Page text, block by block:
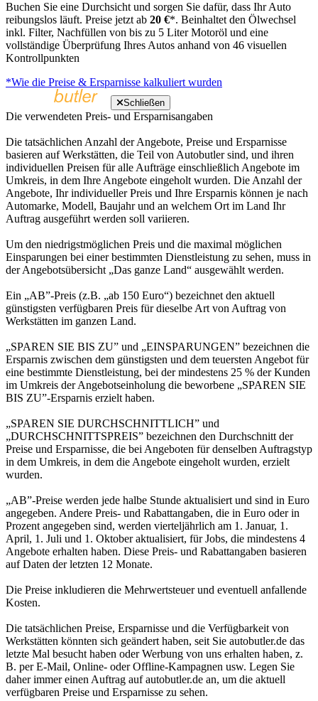
Buchen Sie eine Durchsicht und sorgen Sie dafür, dass Ihr Auto
reibungslos läuft. Preise jetzt ab 20 €*. Beinhaltet den Ölwechsel
inkl. Filter, Nachfüllen von bis zu 5 Liter Motoröl und eine
vollständige Überprüfung Ihres Autos anhand von 46 visuellen
Kontrollpunkten
*Wie die Preise & Ersparnisse kalkuliert wurden
Schließen
Die verwendeten Preis- und Ersparnisangaben
Die tatsächlichen Anzahl der Angebote, Preise und Ersparnisse
basieren auf Werkstätten, die Teil von Autobutler sind, und ihren
individuellen Preisen für alle Aufträge einschließlich Angebote im
Umkreis, in dem Ihre Angebote eingeholt wurden. Die Anzahl der
Angebote, Ihr individueller Preis und Ihre Ersparnis können je nach
Automarke, Modell, Baujahr und an welchem Ort im Land Ihr
Auftrag ausgeführt werden soll variieren.
Um den niedrigstmöglichen Preis und die maximal möglichen
Einsparungen bei einer bestimmten Dienstleistung zu sehen, muss in
der Angebotsübersicht „Das ganze Land“ ausgewählt werden.
Ein „AB”-Preis (z.B. „ab 150 Euro“) bezeichnet den aktuell
günstigsten verfügbaren Preis für dieselbe Art von Auftrag von
Werkstätten im ganzen Land.
„SPAREN SIE BIS ZU” und „EINSPARUNGEN” bezeichnen die
Ersparnis zwischen dem günstigsten und dem teuersten Angebot für
eine bestimmte Dienstleistung, bei der mindestens 25 % der Kunden
im Umkreis der Angebotseinholung die beworbene „SPAREN SIE
BIS ZU”-Ersparnis erzielt haben.
„SPAREN SIE DURCHSCHNITTLICH” und
„DURCHSCHNITTSPREIS” bezeichnen den Durchschnitt der
Preise und Ersparnisse, die bei Angeboten für denselben Auftragstyp
in dem Umkreis, in dem die Angebote eingeholt wurden, erzielt
wurden.
„AB”-Preise werden jede halbe Stunde aktualisiert und sind in Euro
angegeben. Andere Preis- und Rabattangaben, die in Euro oder in
Prozent angegeben sind, werden vierteljährlich am 1. Januar, 1.
April, 1. Juli und 1. Oktober aktualisiert, für Jobs, die mindestens 4
Angebote erhalten haben. Diese Preis- und Rabattangaben basieren
auf Daten der letzten 12 Monate.
Die Preise inkludieren die Mehrwertsteuer und eventuell anfallende
Kosten.
Die tatsächlichen Preise, Ersparnisse und die Verfügbarkeit von
Werkstätten könnten sich geändert haben, seit Sie autobutler.de das
letzte Mal besucht haben oder Werbung von uns erhalten haben, z.
B. per E-Mail, Online- oder Offline-Kampagnen usw. Legen Sie
daher immer einen Auftrag auf autobutler.de an, um die aktuell
verfügbaren Preise und Ersparnisse zu sehen.